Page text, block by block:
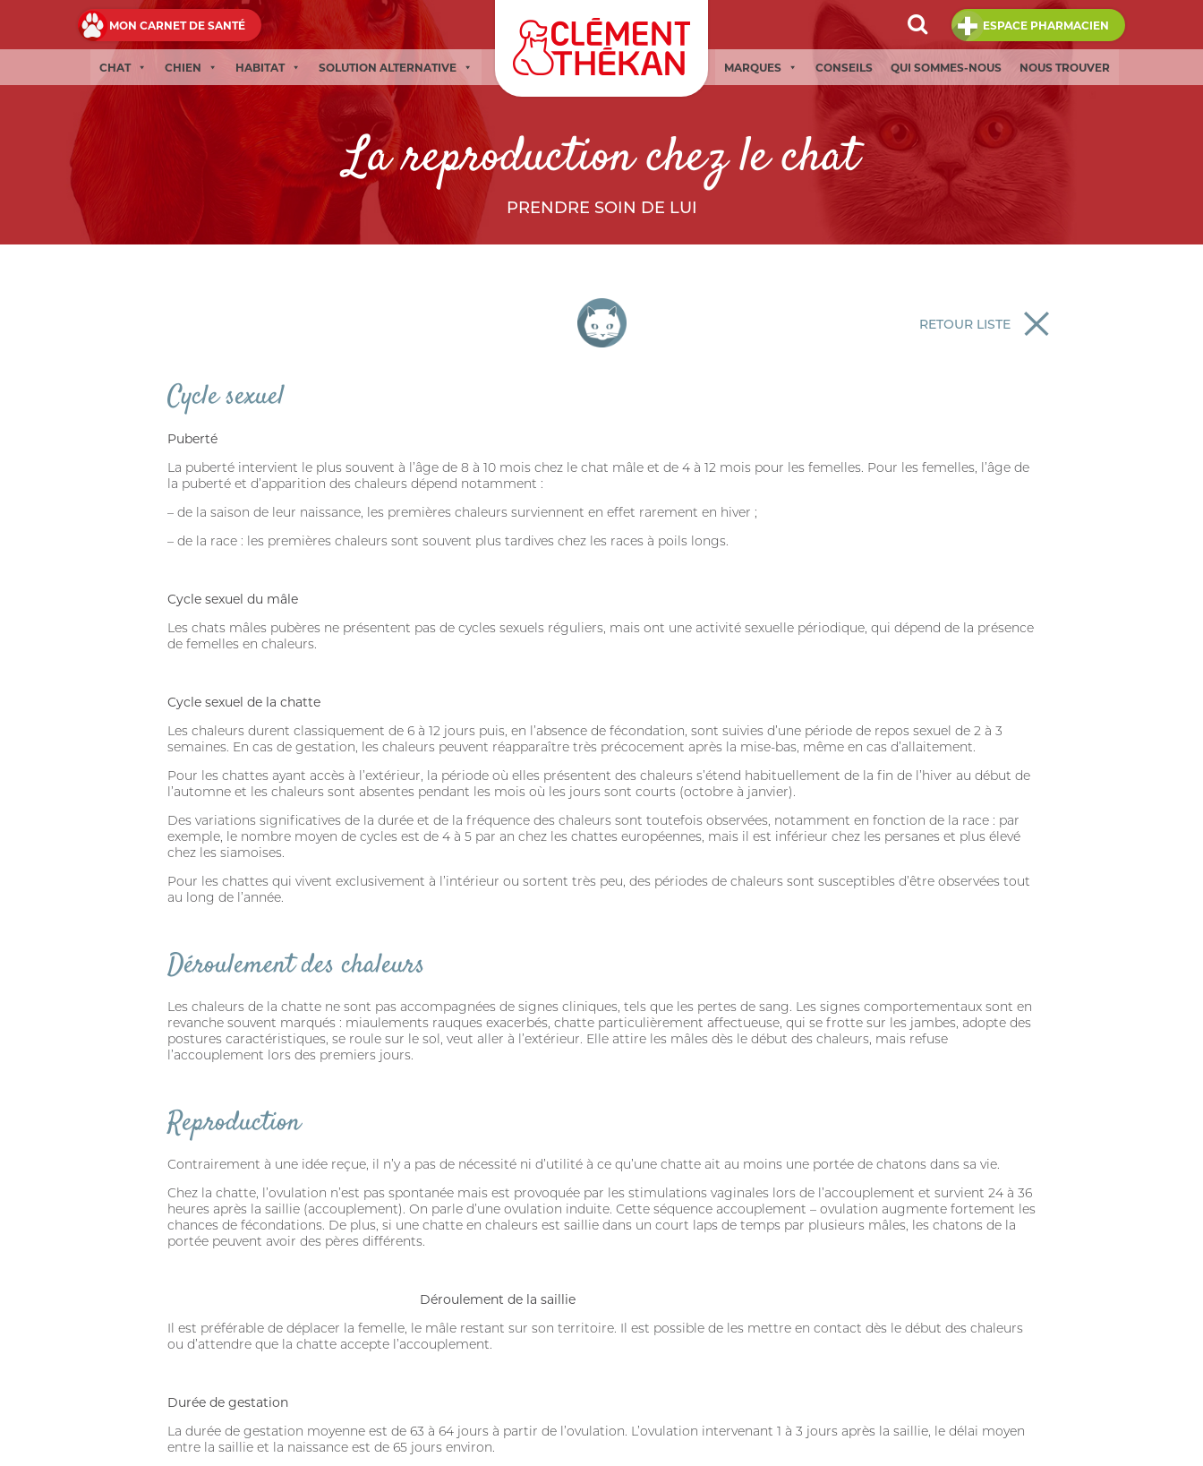
MON CARNET DE SANTÉ ESPACE PHARMACIEN
CHAT CHIEN HABITAT SOLUTION ALTERNATIVE MARQUES CONSEILS QUI SOMMES-NOUS NOUS TROUVER
La reproduction chez le chat
PRENDRE SOIN DE LUI
RETOUR LISTE
Cycle sexuel
Puberté
La puberté intervient le plus souvent à l’âge de 8 à 10 mois chez le chat mâle et de 4 à 12 mois pour les femelles. Pour les femelles, l’âge de
la puberté et d’apparition des chaleurs dépend notamment :
– de la saison de leur naissance, les premières chaleurs surviennent en effet rarement en hiver ;
– de la race : les premières chaleurs sont souvent plus tardives chez les races à poils longs.
Cycle sexuel du mâle
Les chats mâles pubères ne présentent pas de cycles sexuels réguliers, mais ont une activité sexuelle périodique, qui dépend de la présence
de femelles en chaleurs.
Cycle sexuel de la chatte
Les chaleurs durent classiquement de 6 à 12 jours puis, en l’absence de fécondation, sont suivies d’une période de repos sexuel de 2 à 3
semaines. En cas de gestation, les chaleurs peuvent réapparaître très précocement après la mise-bas, même en cas d’allaitement.
Pour les chattes ayant accès à l’extérieur, la période où elles présentent des chaleurs s’étend habituellement de la fin de l’hiver au début de
l’automne et les chaleurs sont absentes pendant les mois où les jours sont courts (octobre à janvier).
Des variations significatives de la durée et de la fréquence des chaleurs sont toutefois observées, notamment en fonction de la race : par
exemple, le nombre moyen de cycles est de 4 à 5 par an chez les chattes européennes, mais il est inférieur chez les persanes et plus élevé
chez les siamoises.
Pour les chattes qui vivent exclusivement à l’intérieur ou sortent très peu, des périodes de chaleurs sont susceptibles d’être observées tout
au long de l’année.
Déroulement des chaleurs
Les chaleurs de la chatte ne sont pas accompagnées de signes cliniques, tels que les pertes de sang. Les signes comportementaux sont en
revanche souvent marqués : miaulements rauques exacerbés, chatte particulièrement affectueuse, qui se frotte sur les jambes, adopte des
postures caractéristiques, se roule sur le sol, veut aller à l’extérieur. Elle attire les mâles dès le début des chaleurs, mais refuse
l’accouplement lors des premiers jours.
Reproduction
Contrairement à une idée reçue, il n’y a pas de nécessité ni d’utilité à ce qu’une chatte ait au moins une portée de chatons dans sa vie.
Chez la chatte, l’ovulation n’est pas spontanée mais est provoquée par les stimulations vaginales lors de l’accouplement et survient 24 à 36
heures après la saillie (accouplement). On parle d’une ovulation induite. Cette séquence accouplement – ovulation augmente fortement les
chances de fécondations. De plus, si une chatte en chaleurs est saillie dans un court laps de temps par plusieurs mâles, les chatons de la
portée peuvent avoir des pères différents.
Déroulement de la saillie
Il est préférable de déplacer la femelle, le mâle restant sur son territoire. Il est possible de les mettre en contact dès le début des chaleurs
ou d’attendre que la chatte accepte l’accouplement.
Durée de gestation
La durée de gestation moyenne est de 63 à 64 jours à partir de l’ovulation. L’ovulation intervenant 1 à 3 jours après la saillie, le délai moyen
entre la saillie et la naissance est de 65 jours environ.
CONNEXION